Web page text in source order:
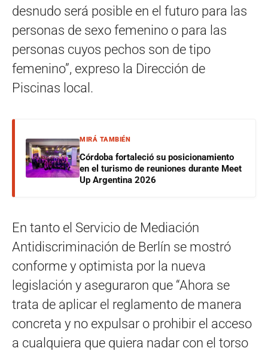
desnudo será posible en el futuro para las
personas de sexo femenino o para las
personas cuyos pechos son de tipo
femenino”, expreso la Dirección de
Piscinas local.
MIRÁ TAMBIÉN
Córdoba fortaleció su posicionamiento
en el turismo de reuniones durante Meet
Up Argentina 2026
En tanto el Servicio de Mediación
Antidiscriminación de Berlín se mostró
conforme y optimista por la nueva
legislación y aseguraron que “Ahora se
trata de aplicar el reglamento de manera
concreta y no expulsar o prohibir el acceso
a cualquiera que quiera nadar con el torso